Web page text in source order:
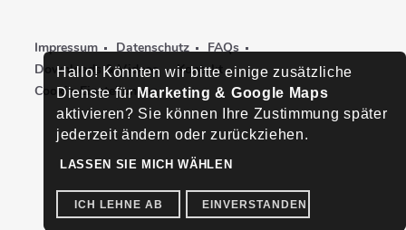
Impressum Datenschutz
FAQs
Downloads & Videos
Kontakt
Cookie-Einstellungen
Hallo! Könnten wir bitte einige zusätzliche
Dienste für Marketing & Google Maps
aktivieren? Sie können Ihre Zustimmung später
jederzeit ändern oder zurückziehen.
LASSEN SIE MICH WÄHLEN
ICH LEHNE AB EINVERSTANDEN